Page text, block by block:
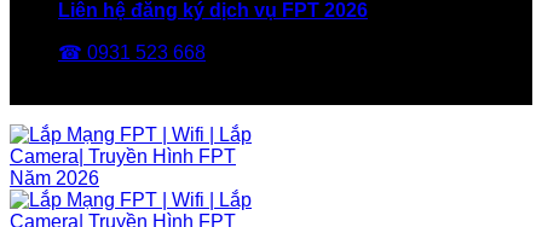
Liên hệ đăng ký dịch vụ FPT 2026
☎ 0931 523 668